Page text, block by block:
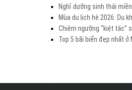
Nghỉ dưỡng sinh thái
Mùa du lịch hè 2026: Du
Chiêm ngưỡng “kiệt tác”
Top 5 bãi biển đẹp nhất ở